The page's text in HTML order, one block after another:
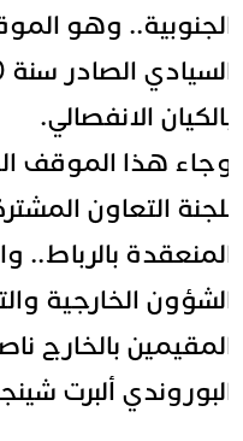
وهو
الانفصالي.
هذا الموقف
التعاون
بالرباط..
الخارجية
بالخارج
ألبرت